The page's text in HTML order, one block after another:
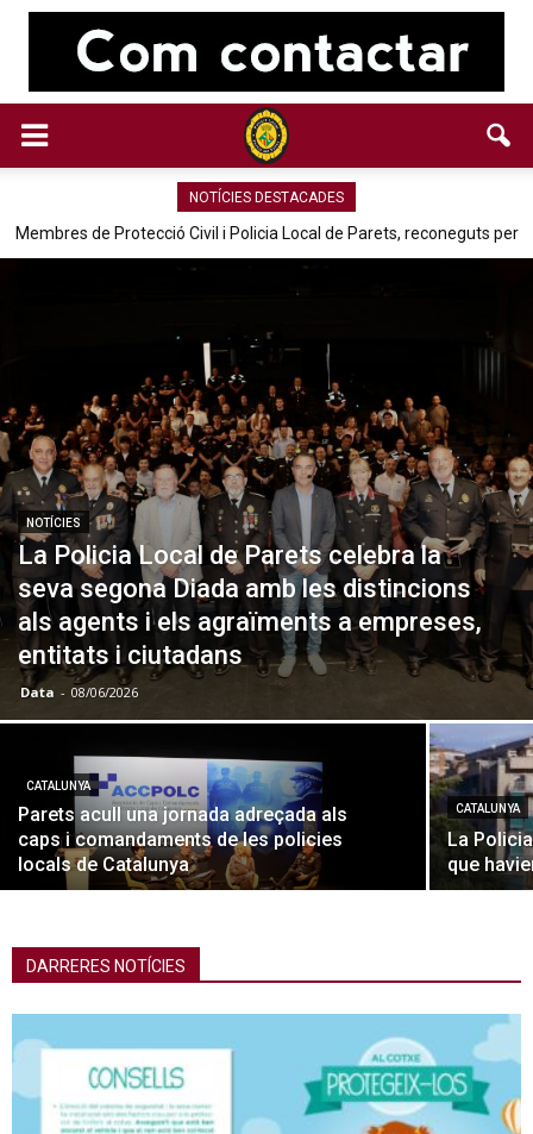
NOTÍCIES DESTACADES
Membres de Protecció Civil i Policia Local de Parets, reconeguts per
NOTÍCIES
La Policia Local de Parets celebra la
seva segona Diada amb les distincions
als agents i els agraïments a empreses,
entitats i ciutadans
Data - 08/06/2026
CATALUNYA
Parets acull una jornada adreçada als
caps i comandaments de les policies
locals de Catalunya
CATALUNYA
La
que
DARRERES NOTÍCIES